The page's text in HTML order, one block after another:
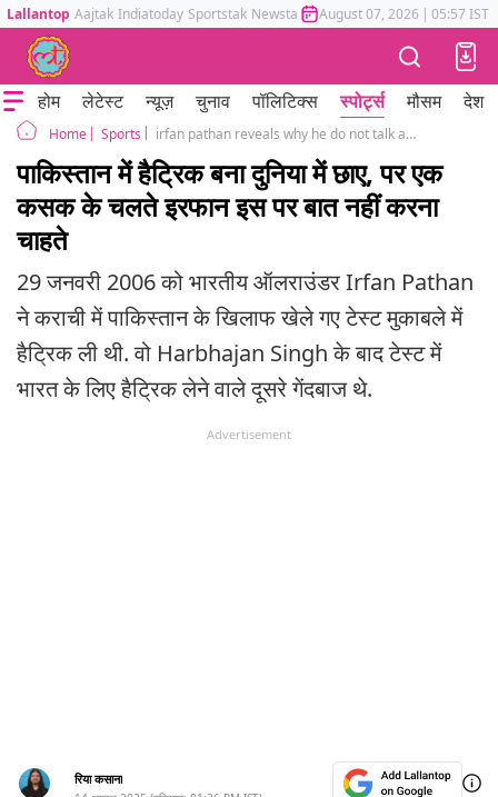
Lallantop Aajtak Indiatoday Sportstak Newstak Mumbai Tak Astrotak
August 07, 2026 | 05:57 IST
होम लेटेस्ट न्यूज़ चुनाव पॉलिटिक्स स्पोर्ट्स मौसम देश
Home Sports irfan pathan reveals why he do not talk about hattrick against pakistan in karachi
पाकिस्तान में हैट्रिक बना दुनिया में छाए, पर एक
कसक के चलते इरफान इस पर बात नहीं करना
चाहते
29 जनवरी 2006 को भारतीय ऑलराउंडर Irfan Pathan
ने कराची में पाकिस्तान के खिलाफ खेले गए टेस्ट मुकाबले में
हैट्रिक ली थी. वो Harbhajan Singh के बाद टेस्ट में
भारत के लिए हैट्रिक लेने वाले दूसरे गेंदबाज थे.
Advertisement
रिया कसाना